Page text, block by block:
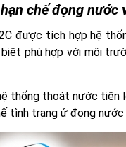
chế đọng nước
được tích hợp hệ
phù hợp với môi
thống thoát nước tiện
tình trạng ứ đọng nước